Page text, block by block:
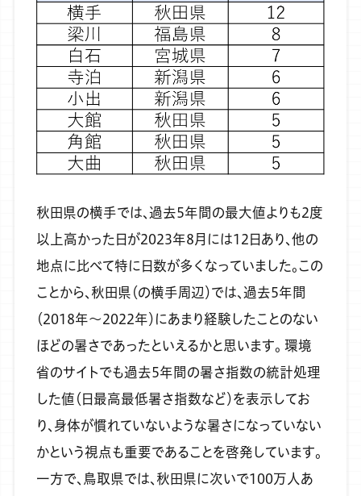
秋田県の横手では、過去5年間の最大値よりも2度
以上高かった日が2023年8月には12日あり、他の
地点に比べて特に日数が多くなっていました。この
ことから、秋田県（の横手周辺）では、過去5年間
（2018年～2022年）にあまり経験したことのない
ほどの暑さであったといえるかと思います。 環境
省のサイトでも過去5年間の暑さ指数の統計処理
した値（日最高最低暑さ指数など）を表示してお
り、身体が慣れていないような暑さになっていない
かという視点も重要であることを啓発しています。
一方で、鳥取県では、秋田県に次いで100万人あ